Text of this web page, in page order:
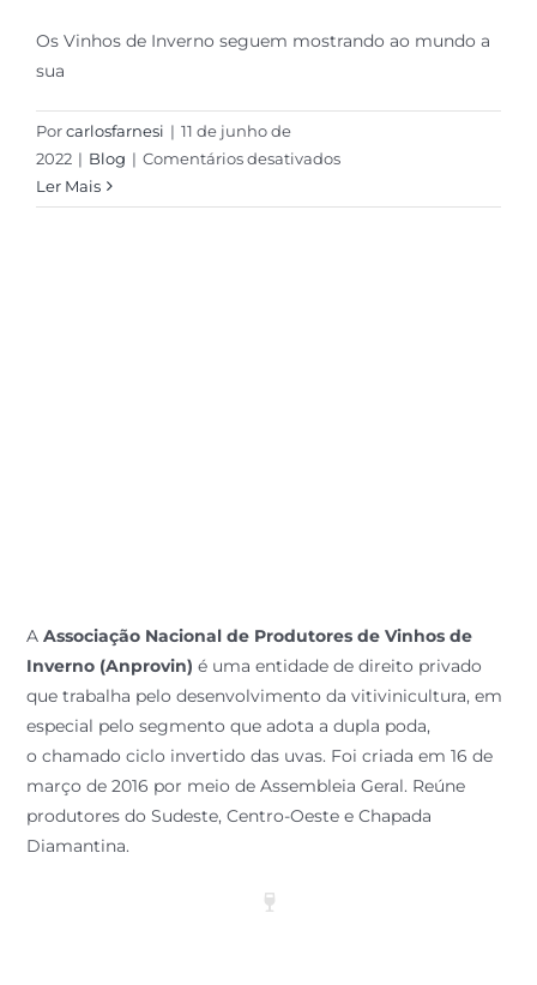
Os Vinhos de Inverno seguem mostrando ao mundo a
sua
Porcarlosfarnesi | 11 de junho de
2022 | Blog | Comentários desativadosem
2022
Ler Mais
AAssociação Nacional de Produtores de Vinhos de
Inverno (Anprovin) é uma entidade de direito privado
que trabalha pelo desenvolvimento da vitivinicultura, em
especial pelo segmento que adota a dupla poda,
o chamado ciclo invertido das uvas. Foi criada em 16 de
março de 2016 por meio de Assembleia Geral. Reúne
produtores do Sudeste, Centro-Oeste e Chapada
Diamantina.